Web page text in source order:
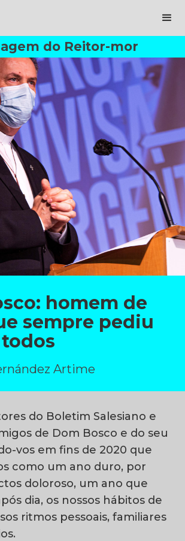
do Reitor-mor
homem de
sempre pediu
Artime
do Boletim Salesiano e
de Dom Bosco e do seu
vos em fins de 2020 que
como um ano duro, por
doloroso, um ano que
dia, os nossos hábitos de
ritmos pessoais, familiares